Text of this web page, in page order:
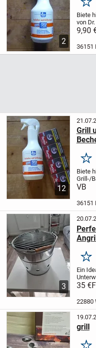
2
Biete
von
9,90
36151
12
Grill
Biete
Grill-/
Neu
auch
VB
36151
3
Ein
Fuss
Ort .
35 €
22880
grill